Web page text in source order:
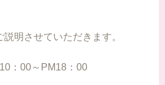
明させていただきます。
：00～PM18：00